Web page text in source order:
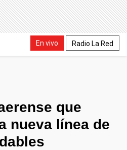
En vivo Radio La Red
que
nueva línea de